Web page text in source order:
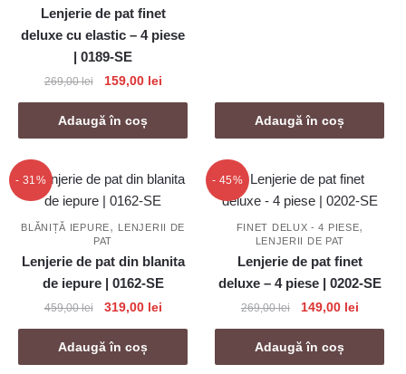
Lenjerie de pat finet
deluxe cu elastic – 4 piese
| 0189-SE
269,00lei
Prețul
inițial
a
fost:
159,00 leiPrețul
curent
159,00 lei.
Adaugă în coș Adaugă în coș
- 31%
BLĂNIȚĂ IEPURE, LENJERII DE
PAT
Lenjerie de pat din blanita
de iepure | 0162-SE
459,00lei
Prețul
inițial
a
fost:
319,00 leiPrețul
curent
319,00 lei.
Adaugă în coș
- 45%
FINET DELUX - 4 PIESE,
LENJERII DE PAT
Lenjerie de pat finet
deluxe – 4 piese | 0202-SE
269,00lei
Prețul
inițial
a
fost:
149,00 leiPrețul
curent
149,00
Adaugă în coș